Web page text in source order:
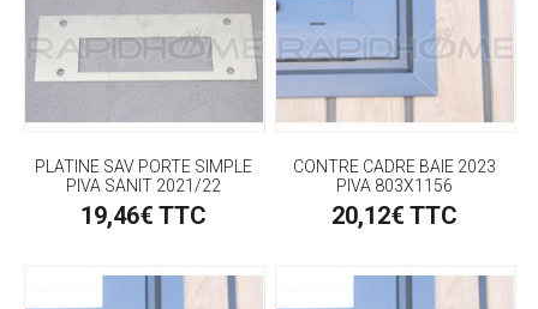
PLATINE SAV PORTE SIMPLE
PIVA SANIT 2021/22
19,46€ TTC
CONTRE CADRE BAIE 2023
PIVA 803X1156
20,12€ TTC